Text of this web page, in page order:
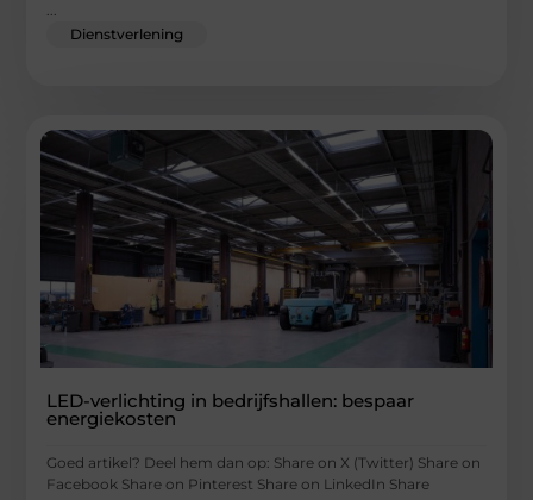
...
Dienstverlening
LED-verlichting in bedrijfshallen: bespaar
energiekosten
Goed artikel? Deel hem dan op: Share on X (Twitter) Share on
Facebook Share on Pinterest Share on LinkedIn Share